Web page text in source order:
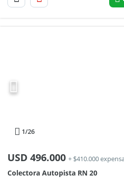
1/26
USD 496.000 + $410.000
Colectora Autopista RN 20